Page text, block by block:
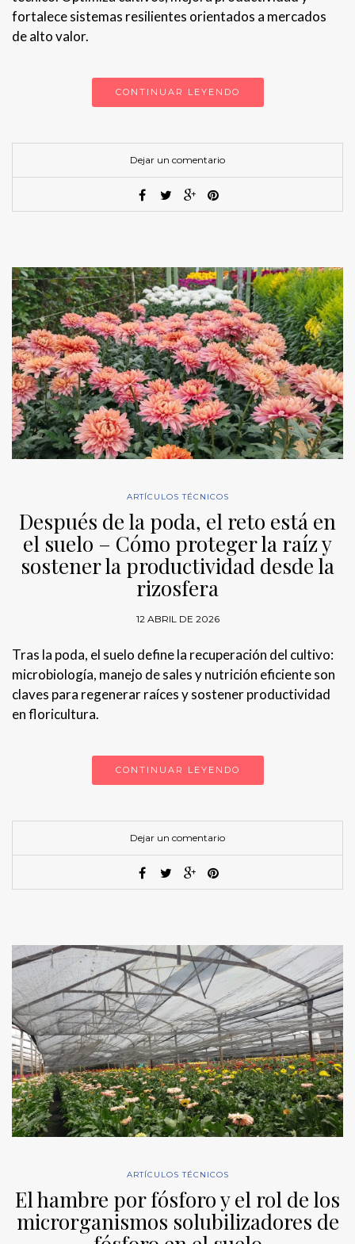
fortalece sistemas resilientes orientados a mercados
de alto valor.
CONTINUAR LEYENDO
Dejar un comentario
ARTÍCULOS TÉCNICOS
Después de la poda, el reto está en
el suelo – Cómo proteger la raíz y
sostener la productividad desde la
rizosfera
12 ABRIL DE 2026
Tras la poda, el suelo define la recuperación del cultivo:
microbiología, manejo de sales y nutrición eficiente son
claves para regenerar raíces y sostener productividad
en floricultura.
CONTINUAR LEYENDO
Dejar un comentario
ARTÍCULOS TÉCNICOS
El hambre por fósforo y el rol de los
microrganismos solubilizadores de